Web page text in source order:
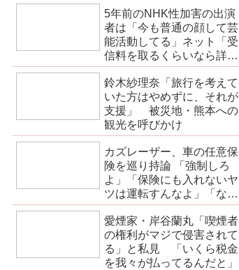
5年前のNHK性加害の出演
者は「今も普通の顔して芸
能活動してる」ネット「受
信料を取るくらいなら詳細
を伝えよ」
鈴木紗理奈「旅行を考えて
いた方はやめずに、それが
支援」 被災地・熊本への
観光を呼びかけ
カズレーザー、車の任意保
険を巡り持論 「強制しろ
よ」「保険にも入れないヤ
ツは運転すんなよ」「なん
で法律を改正しないの？」
愛煙家・岸谷蘭丸「喫煙者
の権利がマジで侵害されて
る」と私見 「いくら税金
を我々が払ってるんだと」